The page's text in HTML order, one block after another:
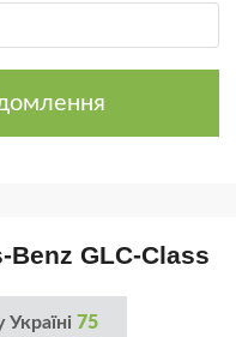
Benz GLC-Class
Україні 75